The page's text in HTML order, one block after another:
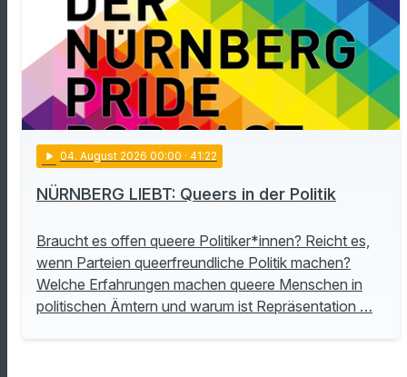
play_arrow 04. August 2026 00:00 · 41:22
NÜRNBERG LIEBT: Queers in der Politik
Braucht es offen queere Politiker*innen? Reicht es,
wenn Parteien queerfreundliche Politik machen?
Welche Erfahrungen machen queere Menschen in
politischen Ämtern und warum ist Repräsentation …